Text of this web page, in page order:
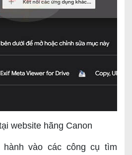
website hãng Canon
vào các công cụ tìm